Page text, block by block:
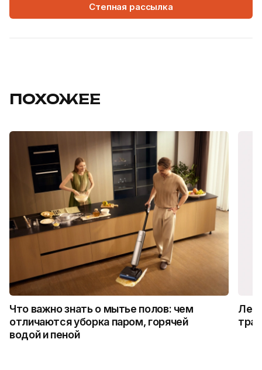
Степная рассылка
ПОХОЖЕЕ
Что важно знать о мытье полов: чем
отличаются уборка паром, горячей
водой и пеной